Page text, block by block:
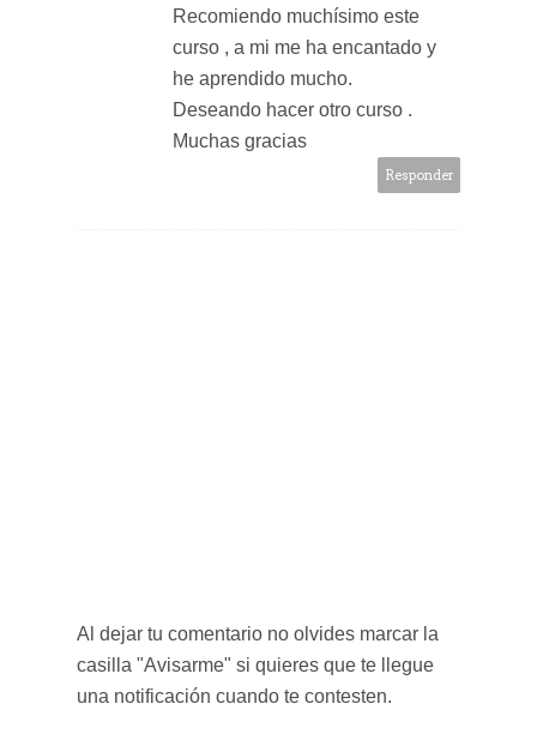
Recomiendo muchísimo este
curso , a mi me ha encantado y
he aprendido mucho.
Deseando hacer otro curso .
Muchas gracias
Responder
Al dejar tu comentario no olvides marcar la
casilla "Avisarme" si quieres que te llegue
una notificación cuando te contesten.